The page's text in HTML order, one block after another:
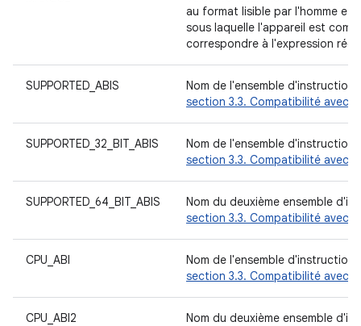
au format lisible par l'homme et
sous laquelle l'appareil est
correspondre à l'expression
SUPPORTED_ABIS
Nom de l'ensemble
section 3.3. Compatibilité avec
SUPPORTED_32_BIT_ABIS
Nom de l'ensemble
section 3.3. Compatibilité avec
SUPPORTED_64_BIT_ABIS
Nom du deuxième ensemble
section 3.3. Compatibilité avec
CPU_ABI
Nom de l'ensemble
section 3.3. Compatibilité avec
CPU_ABI2
Nom du deuxième ensemble